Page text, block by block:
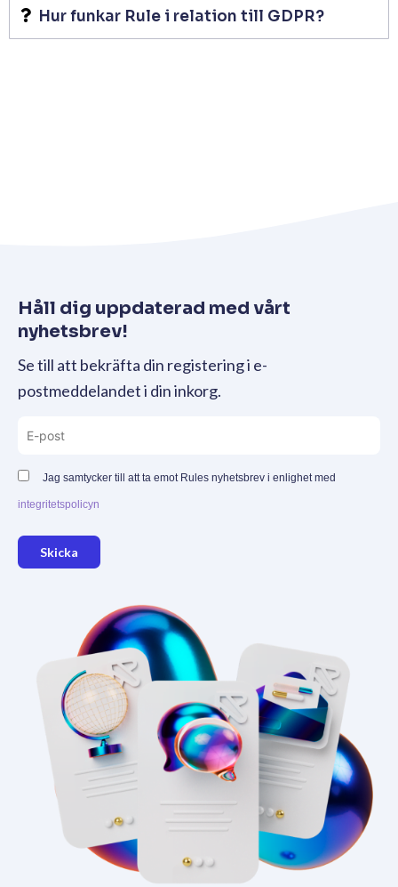
Hur funkar Rule i relation till GDPR?
Håll dig uppdaterad med vårt
nyhetsbrev!
Se till att bekräfta din registering i e-
postmeddelandet i din inkorg.
Jag samtycker till att ta emot Rules nyhetsbrev i enlighet med
integritetspolicyn
Skicka